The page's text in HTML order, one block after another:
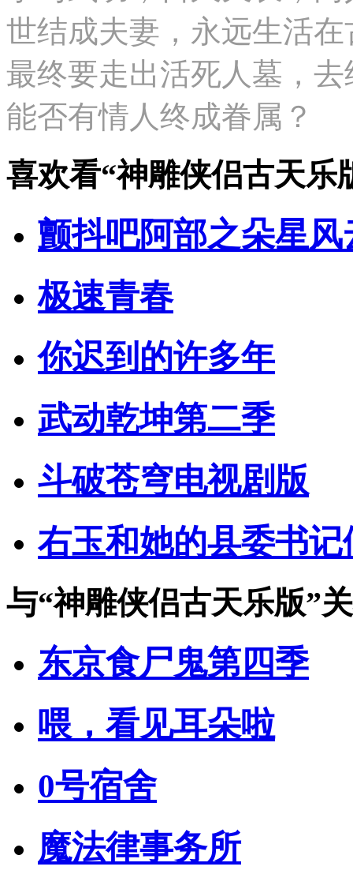
世结成夫妻，永远生活
最终要走出活死人墓，
能否有情人终成眷属？
喜欢看“神雕侠侣古天乐
颤抖吧阿部之朵星风
极速青春
你迟到的许多年
武动乾坤第二季
斗破苍穹电视剧版
右玉和她的县委书记
与“神雕侠侣古天乐版”
东京食尸鬼第四季
喂，看见耳朵啦
0号宿舍
魔法律事务所